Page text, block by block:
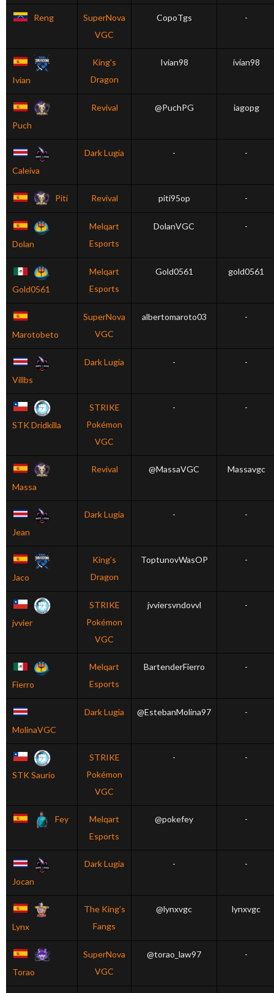
Reng
SuperNova
VGC
CopoTgs -
Ivian
King’s
Dragon
Ivian98 ivian98
Puch
Revival @PuchPG iagopg
Caleiva
Dark Lugia - -
Piti Revival piti95op -
Dolan
Melqart
Esports
DolanVGC -
Gold0561
Melqart
Esports
Gold0561 gold0561
Marotobeto
SuperNova
VGC
albertomaroto03 -
Villbs
Dark Lugia - -
STK Dridkilla
STRIKE
Pokémon
VGC
- -
Massa
Revival @MassaVGC Massavgc
Jean
Dark Lugia - -
Jaco
King’s
Dragon
ToptunovWasOP -
jvvier
STRIKE
Pokémon
VGC
jvviersvndovvl -
Fierro
Melqart
Esports
BartenderFierro -
MolinaVGC
Dark Lugia @EstebanMolina97 -
STK Saurio
STRIKE
Pokémon
VGC
- -
Fey
Melqart
Esports
@pokefey -
Jocan
Dark Lugia - -
Lynx
The King’s
Fangs
@lynxvgc lynxvgc
Torao
SuperNova
VGC
@torao_law97 -